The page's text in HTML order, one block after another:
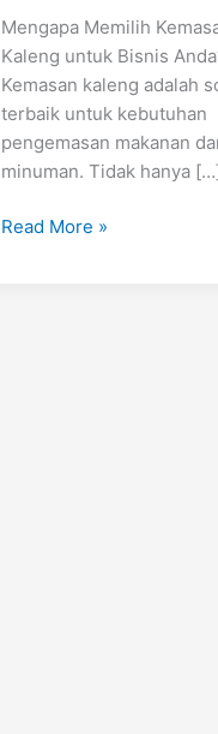
Mengapa Memilih
Kaleng untuk Bisnis
Kemasan kaleng adalah
terbaik untuk kebutuhan
pengemasan makanan
minuman. Tidak hanya
Read More »